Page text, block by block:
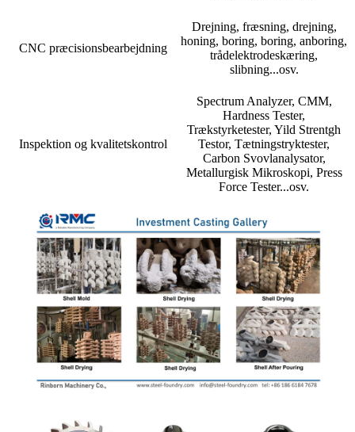
CNC præcisionsbearbejdning
Drejning, fræsning, drejning,
honing, boring, boring, anboring,
trådelektrodeskæring,
slibning...osv.
Inspektion og kvalitetskontrol
Spectrum Analyzer, CMM,
Hardness Tester,
Trækstyrketester, Yild Strentgh
Testor, Tætningstryktester,
Carbon Svovlanalysator,
Metallurgisk Mikroskopi, Press
Force Tester...osv.